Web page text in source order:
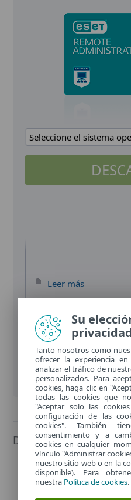
Seleccione el sistema
Leer más
Documentación
Guía de usuario(9.8
Su
privacidad
Tanto nosotros como
ofrecer la experiencia
analizar el tráfico de
personalizados. Para
cookies, haga clic en
todas las cookies que
"Aceptar solo las
configuración de las
cookies". También
consentimiento y a
cookies en cualquier
vínculo "Administrar
nuestro sitio web o en la
disponible). Para
nuestra Política de cookies.